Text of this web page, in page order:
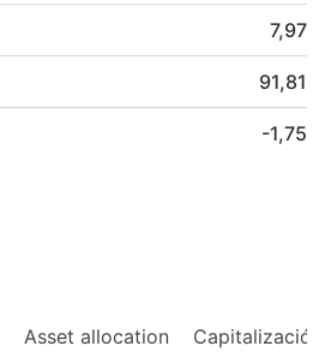
7,97
91,81
-1,75
Asset allocation Capitalización